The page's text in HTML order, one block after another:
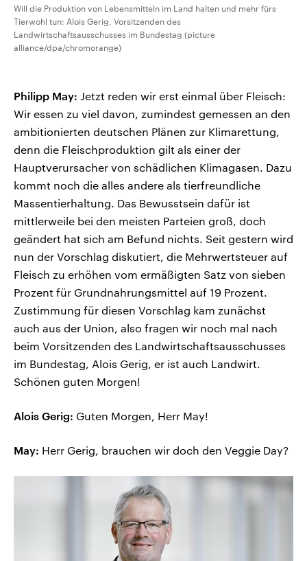
Will die Produktion von Lebensmitteln im Land halten und mehr fürs
Tierwohl tun: Alois Gerig, Vorsitzenden des
Landwirtschaftsausschusses im Bundestag (picture
alliance/dpa/chromorange)
Philipp May: Jetzt reden wir erst einmal über Fleisch:
Wir essen zu viel davon, zumindest gemessen an den
ambitionierten deutschen Plänen zur Klimarettung,
denn die Fleischproduktion gilt als einer der
Hauptverursacher von schädlichen Klimagasen. Dazu
kommt noch die alles andere als tierfreundliche
Massentierhaltung. Das Bewusstsein dafür ist
mittlerweile bei den meisten Parteien groß, doch
geändert hat sich am Befund nichts. Seit gestern wird
nun der Vorschlag diskutiert, die Mehrwertsteuer auf
Fleisch zu erhöhen vom ermäßigten Satz von sieben
Prozent für Grundnahrungsmittel auf 19 Prozent.
Zustimmung für diesen Vorschlag kam zunächst
auch aus der Union, also fragen wir noch mal nach
beim Vorsitzenden des Landwirtschaftsausschusses
im Bundestag, Alois Gerig, er ist auch Landwirt.
Schönen guten Morgen!
Alois Gerig: Guten Morgen, Herr May!
May: Herr Gerig, brauchen wir doch den Veggie Day?